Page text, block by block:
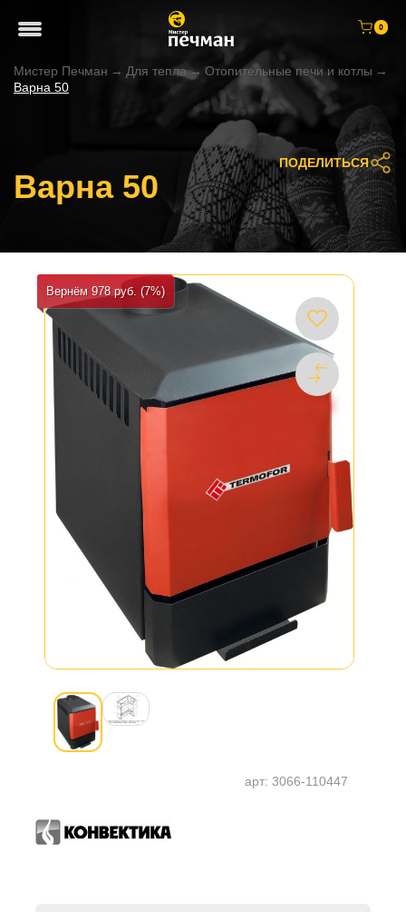
0
Мистер Печман → Для тепла→ Отопительные печи и котлы →
Варна 50
Варна 50
ПОДЕЛИТЬСЯ
Вернём 978 руб. (7%)
арт: 3066-110447